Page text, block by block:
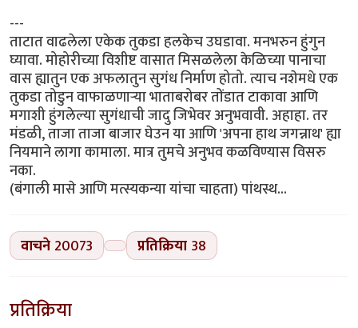
---
ताटात वाढलेला एकेक तुकडा हलकेच उघडावा. मनभरुन हुंगुन
घ्यावा. मोहोरीच्या विशीष्ट वासात मिसळलेला केळिच्या पानाचा
वास ह्यातुन एक अफलातुन सुगंध निर्माण होतो. त्याच नशेमधे एक
तुकडा तोडुन वाफाळणार्‍या भाताबरोबर तोंडात टाकावा आणि
मगाशी हुंगलेल्या सुगंधाची जादु जिभेवर अनुभवावी. अहाहा. तर
मंडळी, ताजा ताजा बाजार घेउन या आणि 'अपना हाथ जगन्नाथ' ह्या
नियमाने लागा कामाला. मात्र तुमचे अनुभव कळविण्यास विसरु
नका.
(बंगाली मासे आणि मत्स्यकन्या यांचा चाहता) पांथस्थ...
वाचने 20073 प्रतिक्रिया 38
प्रतिक्रिया